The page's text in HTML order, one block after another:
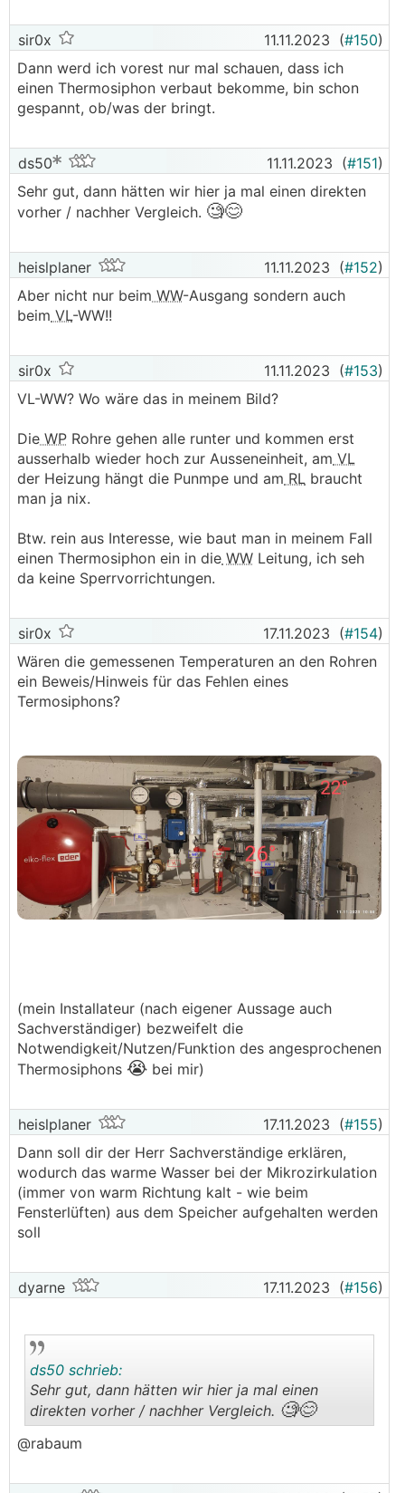
sir0x 11.11.2023 (#150)
Dann werd ich vorest nur mal schauen, dass ich
einen Thermosiphon verbaut bekomme, bin schon
gespannt, ob/was der bringt.
ds50 11.11.2023 (#151)
Sehr gut, dann hätten wir hier ja mal einen direkten
vorher / nachher Vergleich. 🧐😊
heislplaner 11.11.2023 (#152)
Aber nicht nur beim WW-Ausgang sondern auch
beim VL-WW!!
sir0x 11.11.2023 (#153)
VL-WW? Wo wäre das in meinem Bild?
Die WP Rohre gehen alle runter und kommen erst
ausserhalb wieder hoch zur Ausseneinheit, am VL
der Heizung hängt die Punmpe und am RL braucht
man ja nix.
Btw. rein aus Interesse, wie baut man in meinem Fall
einen Thermosiphon ein in die WW Leitung, ich seh
da keine Sperrvorrichtungen.
sir0x 17.11.2023 (#154)
Wären die gemessenen Temperaturen an den Rohren
ein Beweis/Hinweis für das Fehlen eines
Termosiphons?
(mein Installateur (nach eigener Aussage auch
Sachverständiger) bezweifelt die
Notwendigkeit/Nutzen/Funktion des angesprochenen
Thermosiphons 😭 bei mir)
heislplaner 17.11.2023 (#155)
Dann soll dir der Herr Sachverständige erklären,
wodurch das warme Wasser bei der Mikrozirkulation
(immer von warm Richtung kalt - wie beim
Fensterlüften) aus dem Speicher aufgehalten werden
soll
dyarne 17.11.2023 (#156)
ds50 schrieb:
Sehr gut, dann hätten wir hier ja mal einen
direkten vorher / nachher Vergleich. 🧐😊
@rabaum